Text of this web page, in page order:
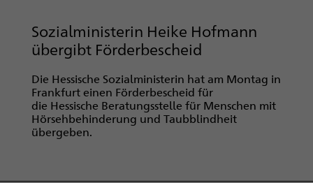
Sozialministerin Heike Hofmann
übergibt Förderbescheid
Die Hessische Sozialministerin hat am Montag in
Frankfurt einen Förderbescheid für
die Hessische Beratungsstelle für Menschen mit
Hörsehbehinderung und Taubblindheit
übergeben.